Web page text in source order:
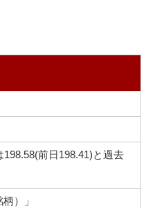
前日198.41)と過去
）」